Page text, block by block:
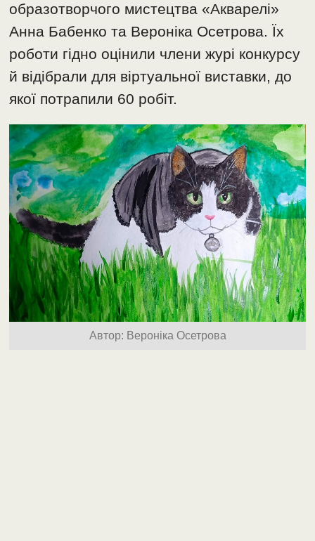
образотворчого мистецтва «Акварелі»
Анна Бабенко та Вероніка Осетрова. Їх
роботи гідно оцінили члени журі конкурсу
й відібрали для віртуальної виставки, до
якої потрапили 60 робіт.
Автор: Вероніка Осетрова